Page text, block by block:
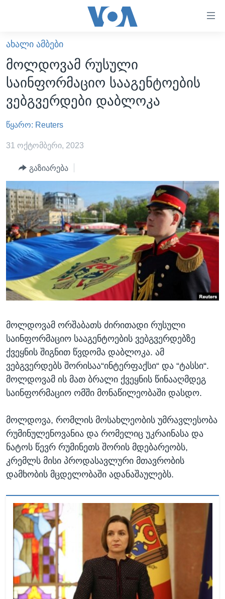
ხელმისაწვდომობისთვის
გადადით
მთავარზე
გადადით
მთავარ
ნავიგაციაზე
გადადით
ძიებაზე
ᲐᲮᲐᲚᲘ ᲐᲛᲑᲔᲑᲘ
ᲡᲐᲥᲐᲠᲗᲕᲔᲚᲝ
ᲐᲨᲨ
ᲐᲨᲨ-ᲘᲡ ᲐᲠᲩᲔᲕᲜᲔᲑᲘ 2024
ᲛᲡᲝᲤᲚᲘᲝ
ᲕᲘᲓᲔᲝᲔᲑᲘ
ᲒᲐᲓᲐᲪᲔᲛᲔᲑᲘ
ᲕᲐᲨᲘᲜᲒᲢᲝᲜᲘ ᲓᲦᲔᲡ
ᲮᲔᲓᲕᲐ ᲕᲐᲨᲘᲜᲒᲢᲝᲜᲘᲓᲐᲜ
ᲡᲢᲣᲓᲘᲐ ᲕᲐᲨᲘᲜᲒᲢᲝᲜᲘ
ᲡᲮᲕᲐ ᲡᲘᲐᲮᲚᲔᲔᲑᲘ
ᲞᲝᲚᲘᲢᲘᲙᲐ
ᲔᲙᲝᲜᲝᲛᲘᲙᲐ
ᲯᲐᲜᲛᲠᲗᲔᲚᲝᲑᲐ
ᲛᲔᲪᲜᲘᲔᲠᲔᲑᲐ
ᲘᲜᲢᲔᲠᲕᲘᲣ
ᲒᲐᲚᲘᲚᲔᲝ
ᲓᲔᲖᲘᲜᲤᲝᲠᲛᲐᲪᲘᲐ
ᲠᲣᲡᲔᲗᲘᲡ ᲨᲔᲭᲠᲐ ᲣᲙᲠᲐᲘᲜᲐᲨᲘ
Learning English
ᲗᲕᲐᲚᲘ ᲒᲕᲐᲓᲔᲕᲜᲔᲗ
ᲐᲮᲐᲚᲘ ᲐᲛᲑᲔᲑᲘ
მოლდოვამ რუსული
საინფორმაციო სააგენტოების
ვებგვერდები დაბლოკა
წყარო: Reuters
31 ოქტომბერი, 2023
გაზიარება
მოლდოვამ ორშაბათს ძირითადი რუსული
საინფორმაციო სააგენტოების ვებგვერდებზე
ქვეყნის შიგნით წვდომა დაბლოკა. ამ
ვებგვერდებს შორისაა“ინტერფაქსი“ და “ტასსი“.
მოლდოვამ ის მათ ბრალი ქვეყნის წინააღმდეგ
საინფორმაციო ომში მონაწილეობაში დასდო.
მოლდოვა, რომლის მოსახლეობის უმრავლესობა
რუმინულენოვანია და რომელიც უკრაინასა და
ნატოს წევრ რუმინეთს შორის მდებარეობს,
კრემლს მისი პროდასავლური მთავრობის
დამხობის მცდელობაში ადანაშაულებს.